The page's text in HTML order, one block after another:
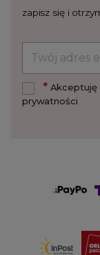
zapisz się i
*Akceptuję
prywatności